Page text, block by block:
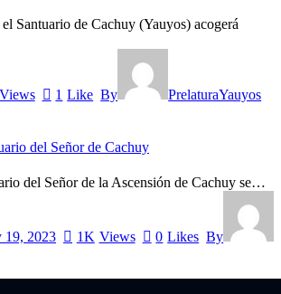
Santuario de Cachuy (Yauyos) acogerá
Views 1 Like By
PrelaturaYauyos
del Señor de Cachuy
del Señor de la Ascensión de Cachuy se…
19, 2023 1K Views 0 Likes By